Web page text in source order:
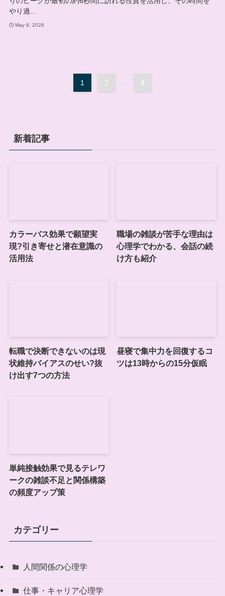
やり過...
May 8, 2026
1 2 4
新着記事
カラーバス効果で願望実
現?引き寄せと潜在意識の
活用法
職場の雑談が苦手な理由は
心理学でわかる、会話の続
け方も紹介
転職で決断できないのは現
状維持バイアスのせい?抜
け出す7つの方法
昼寝で集中力を回復するコ
ツは13時からの15分仮眠
単純接触効果で見るテレワ
ークの雑談不足と関係構築
の頻度アップ策
カテゴリー
人間関係の心理学
仕事・キャリア心理学